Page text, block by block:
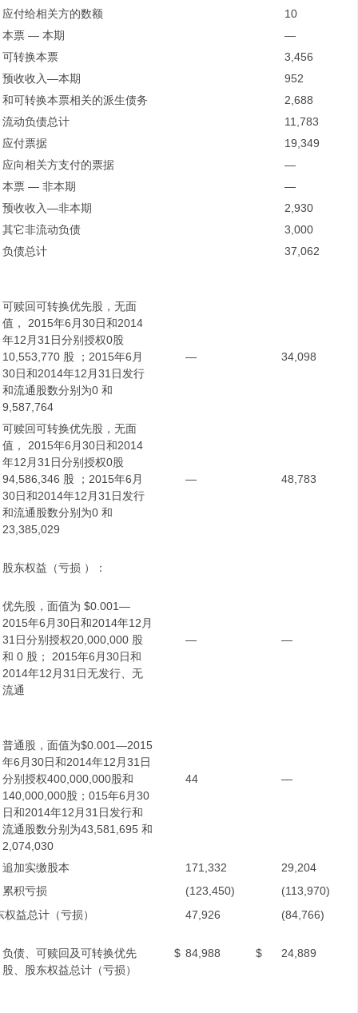
应付给相关方的数额
10
本票 — 本期
—
可转换本票
3,456
预收收入—本期
952
和可转换本票相关的派生债务
2,688
流动负债总计
11,783
应付票据
19,349
应向相关方支付的票据
—
本票 — 非本期
—
预收收入—非本期
2,930
其它非流动负债
3,000
负债总计
37,062
可赎回可转换优先股，无面
值， 2015年6月30日和2014
年12月31日分别授权0股
10,553,770 股 ；2015年6月
30日和2014年12月31日发行
和流通股数分别为0 和
9,587,764
— 34,098
可赎回可转换优先股，无面
值， 2015年6月30日和2014
年12月31日分别授权0股
94,586,346 股 ；2015年6月
30日和2014年12月31日发行
和流通股数分别为0 和
23,385,029
— 48,783
股东权益（亏损 ）：
优先股，面值为 $0.001—
2015年6月30日和2014年12月
31日分别授权20,000,000 股
和 0 股； 2015年6月30日和
2014年12月31日无发行、无
流通
— —
普通股，面值为$0.001—2015
年6月30日和2014年12月31日
分别授权400,000,000股和
140,000,000股；015年6月30
日和2014年12月31日发行和
流通股数分别为43,581,695 和
2,074,030
44 —
追加实缴股本 171,332
29,204
累积亏损
(123,450)
(113,970)
权益总计（亏损）
47,926 (84,766)
负债、可赎回及可转换优先
股、股东权益总计（亏损）
$ 84,988 $ 24,889